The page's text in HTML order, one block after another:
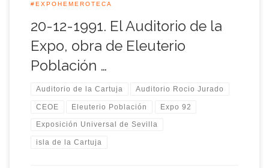
#EXPOHEMEROTECA
20-12-1991. El Auditorio de la
Expo, obra de Eleuterio
Población …
Auditorio de la Cartuja Auditorio Rocio Jurado
CEOE Eleuterio Población Expo 92
Exposición Universal de Sevilla
isla de la Cartuja